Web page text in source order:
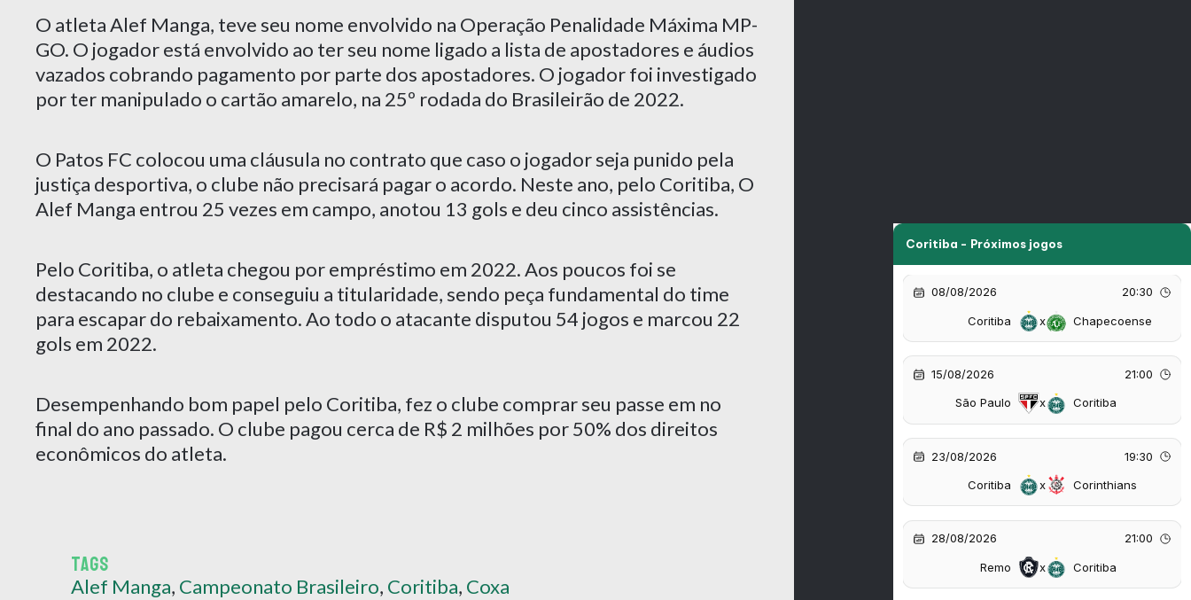
O atleta Alef Manga, teve seu nome envolvido na Operação Penalidade Máxima MP-
GO. O jogador está envolvido ao ter seu nome ligado a lista de apostadores e áudios
vazados cobrando pagamento por parte dos apostadores. O jogador foi investigado
por ter manipulado o cartão amarelo, na 25º rodada do Brasileirão de 2022.
O Patos FC colocou uma cláusula no contrato que caso o jogador seja punido pela
justiça desportiva, o clube não precisará pagar o acordo. Neste ano, pelo Coritiba, O
Alef Manga entrou 25 vezes em campo, anotou 13 gols e deu cinco assistências.
Pelo Coritiba, o atleta chegou por empréstimo em 2022. Aos poucos foi se
destacando no clube e conseguiu a titularidade, sendo peça fundamental do time
para escapar do rebaixamento. Ao todo o atacante disputou 54 jogos e marcou 22
gols em 2022.
Desempenhando bom papel pelo Coritiba, fez o clube comprar seu passe em no
final do ano passado. O clube pagou cerca de R$ 2 milhões por 50% dos direitos
econômicos do atleta.
TAGS
Alef Manga, Campeonato Brasileiro, Coritiba, Coxa